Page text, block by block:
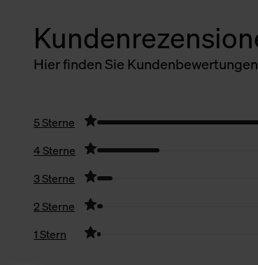
Hier finden Sie
5 Sterne
4 Sterne
3 Sterne
2 Sterne
1 Stern